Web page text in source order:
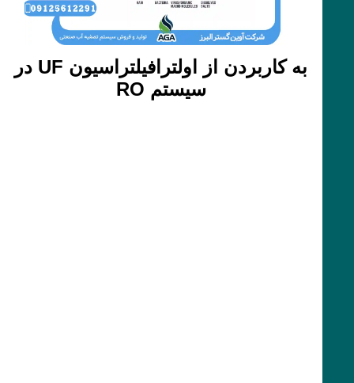
به کاربردن از اولترافیلتراسیون UF در
سیستم RO